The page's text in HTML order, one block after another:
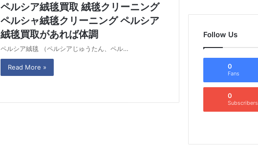
ペルシア絨毯買取 絨毯クリーニング
ペルシャ絨毯クリーニング ペルシア
絨毯買取があれば体調
ペルシア絨毯 （ペルシアじゅうたん、ペル…
Read More »
Follow Us
0
Fans
0
Subscribers